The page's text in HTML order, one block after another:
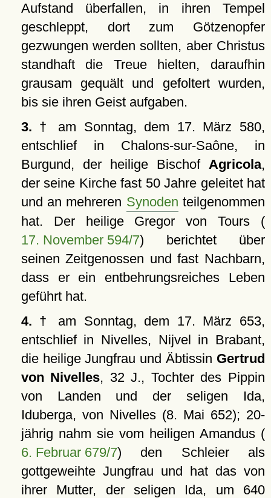
Aufstand überfallen, in ihren Tempel
geschleppt, dort zum Götzenopfer
gezwungen werden sollten, aber Christus
standhaft die Treue hielten, daraufhin
grausam gequält und gefoltert wurden,
bis sie ihren Geist aufgaben.
3. † am Sonntag, dem 17. März 580,
entschlief in Chalons-sur-Saône, in
Burgund, der heilige Bischof Agricola,
der seine Kirche fast 50 Jahre geleitet hat
und an mehreren Synoden teilgenommen
hat. Der heilige Gregor von Tours (
17. November 594/7) berichtet über
seinen Zeitgenossen und fast Nachbarn,
dass er ein entbehrungsreiches Leben
geführt hat.
4. † am Sonntag, dem 17. März 653,
entschlief in Nivelles, Nijvel in Brabant,
die heilige Jungfrau und Äbtissin Gertrud
von Nivelles, 32 J., Tochter des Pippin
von Landen und der seligen Ida,
Iduberga, von Nivelles (8. Mai 652); 20-
jährig nahm sie vom heiligen Amandus (
6. Februar 679/7) den Schleier als
gottgeweihte Jungfrau und hat das von
ihrer Mutter, der seligen Ida, um 640